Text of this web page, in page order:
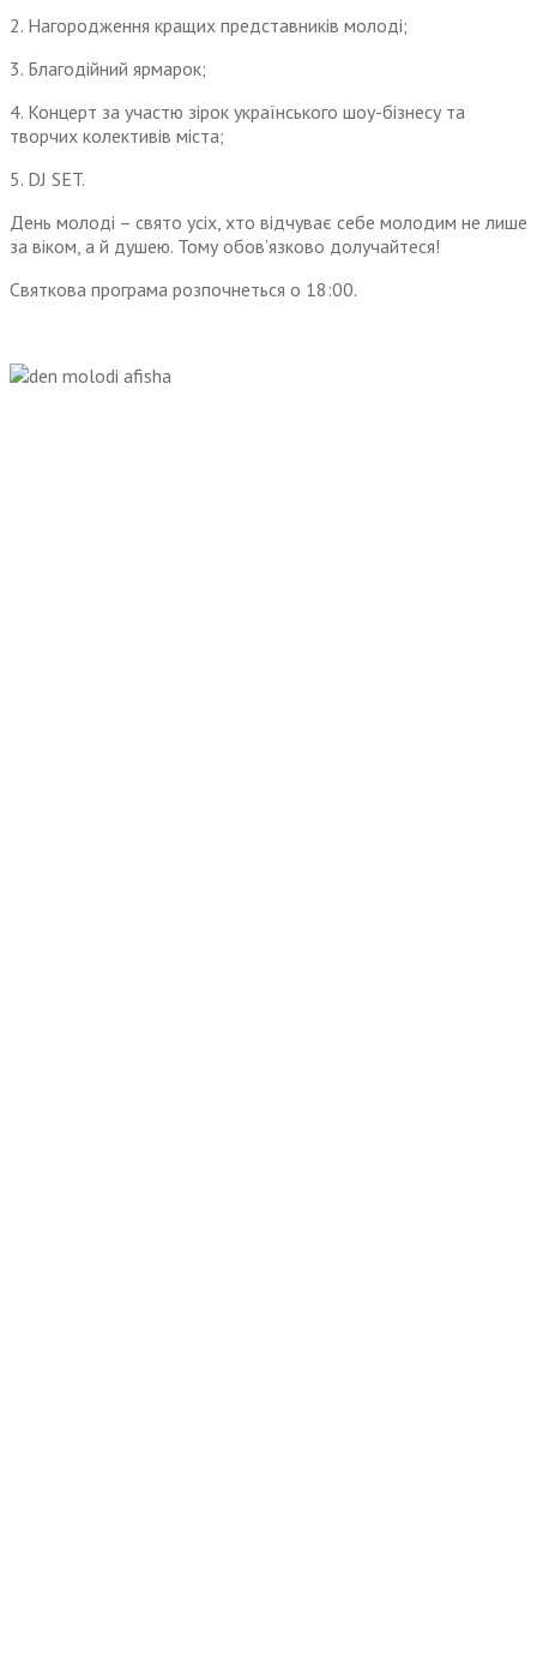
2. Нагородження кращих представників молоді;
3. Благодійний ярмарок;
4. Концерт за участю зірок українського шоу-бізнесу та
творчих колективів міста;
5. DJ SET.
День молоді – свято усіх, хто відчуває себе молодим не лише
за віком, а й душею. Тому обов’язково долучайтеся!
Святкова програма розпочнеться о 18:00.